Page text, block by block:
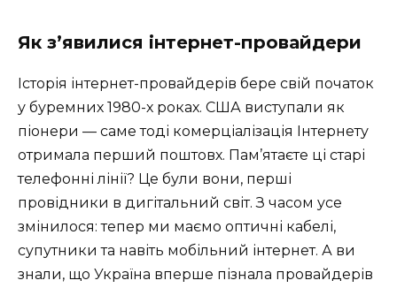
Як з’явилися інтернет-провайдери
Історія інтернет-провайдерів бере свій початок
у буремних 1980-х роках. США виступали як
піонери — саме тоді комерціалізація Інтернету
отримала перший поштовх. Пам’ятаєте ці старі
телефонні лінії? Це були вони, перші
провідники в дигітальний світ. З часом усе
змінилося: тепер ми маємо оптичні кабелі,
супутники та навіть мобільний інтернет. А ви
знали, що Україна вперше пізнала провайдерів